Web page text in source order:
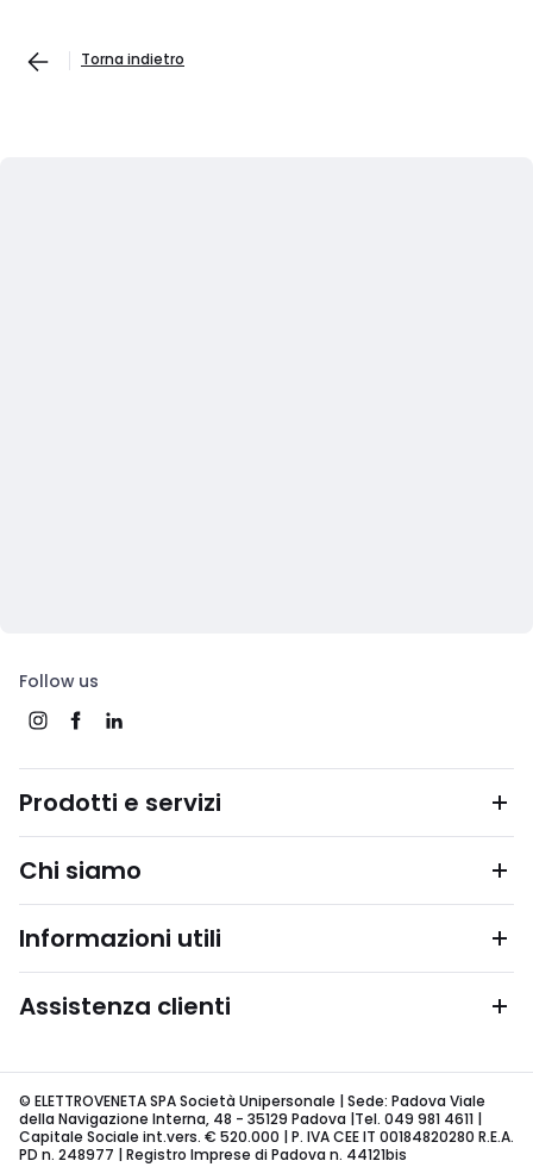
Torna indietro
Follow us
Prodotti e servizi
Chi siamo
Informazioni utili
Assistenza clienti
© ELETTROVENETA SPA Società Unipersonale | Sede: Padova Viale
della Navigazione Interna, 48 - 35129 Padova |Tel. 049 981 4611 |
Capitale Sociale int.vers. € 520.000 | P. IVA CEE IT 00184820280 R.E.A.
PD n. 248977 | Registro Imprese di Padova n. 44121bis